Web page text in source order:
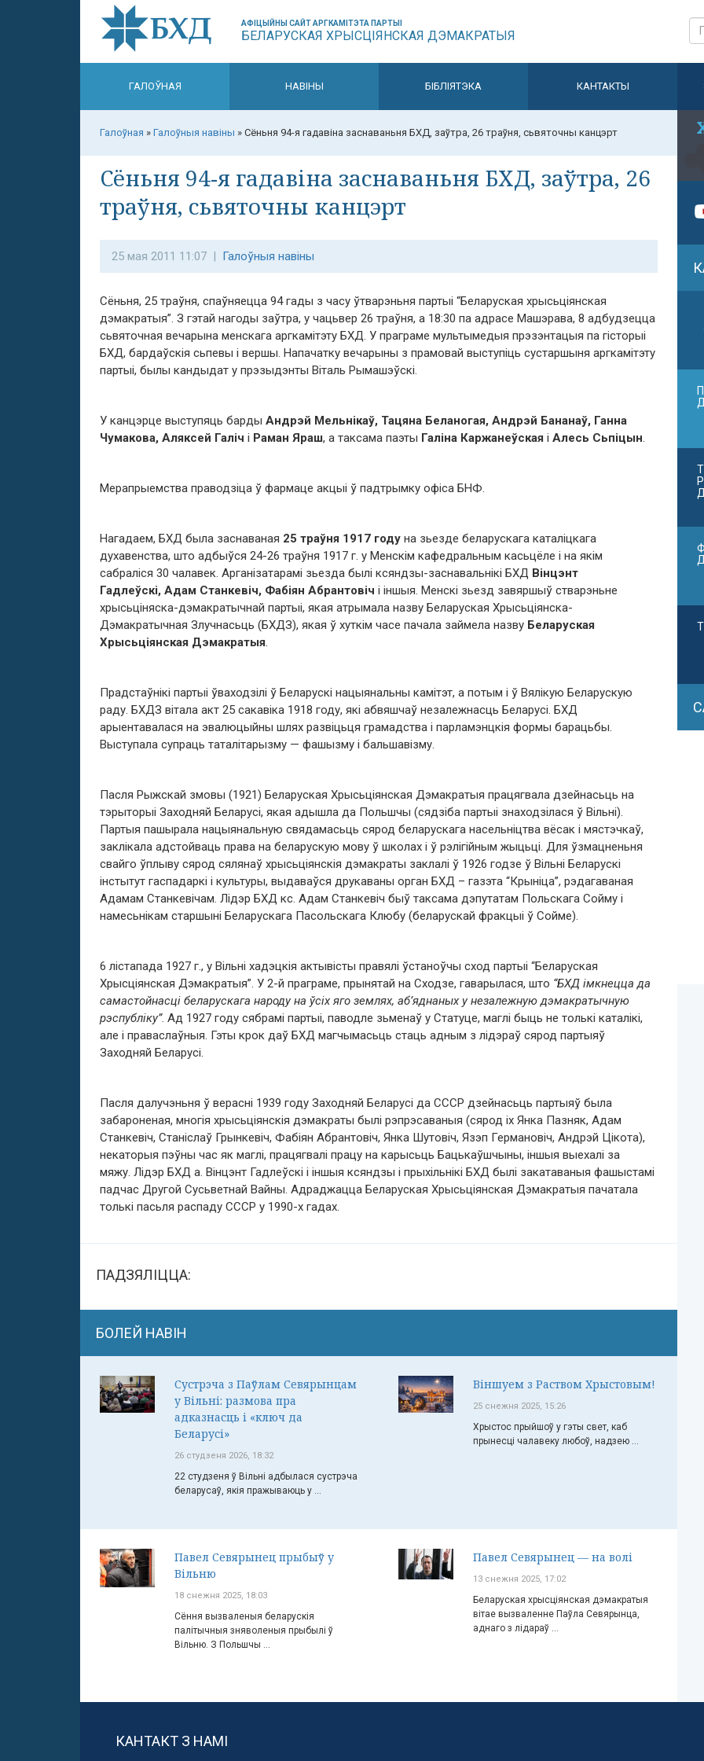
АФІЦЫЙНЫ САЙТ АРГКАМІТЭТА ПАРТЫІ
БЕЛАРУСКАЯ ХРЫСЦІЯНСКАЯ ДЭМАКРАТЫЯ
ГАЛОЎНАЯ НАВІНЫ БІБЛІЯТЭКА КАНТАКТЫ
Галоўная » Галоўныя навіны » Сёньня 94-я гадавіна заснаваньня БХД, заўтра, 26 траўня, сьвяточны канцэрт
Сёньня 94-я гадавіна заснаваньня БХД, заўтра, 26
траўня, сьвяточны канцэрт
25 мая 2011 11:07 | Галоўныя навіны
Сёньня, 25 траўня, спаўняецца 94 гады з часу ўтварэньня партыі “Беларуская хрысьціянская
дэмакратыя”. З гэтай нагоды заўтра, у чацьвер 26 траўня, а 18:30 па адрасе Машэрава, 8 адбудзецца
сьвяточная вечарына менскага аргкамітэту БХД. У праграме мультымедыя прэзэнтацыя па гісторыі
БХД, бардаўскія сьпевы і вершы. Напачатку вечарыны з прамовай выступіць сустаршыня аргкамітэту
партыі, былы кандыдат у прэзыдэнты Віталь Рымашэўскі.
У канцэрце выступяць барды Андрэй Мельнікаў, Тацяна Беланогая, Андрэй Бананаў, Ганна
Чумакова, Аляксей Галіч і Раман Яраш, а таксама паэты Галіна Каржанеўская і Алесь Сьпіцын.
Мерапрыемства праводзіца ў фармаце акцыі ў падтрымку офіса БНФ.
Нагадаем, БХД была заснаваная 25 траўня 1917 году на зьезде беларускага каталіцкага
духавенства, што адбыўся 24-26 траўня 1917 г. у Менскім кафедральным касьцёле і на якім
сабраліся 30 чалавек. Арганізатарамі зьезда былі ксяндзы-заснавальнікі БХД Вінцэнт
Гадлеўскі, Адам Станкевіч, Фабіян Абрантовіч і іншыя. Менскі зьезд завяршыў стварэньне
хрысьціняска-дэмакратычнай партыі, якая атрымала назву Беларуская Хрысьціянска-
Дэмакратычная Злучнасьць (БХДЗ), якая ў хуткім часе пачала займела назву Беларуская
Хрысьціянская Дэмакратыя.
Прадстаўнікі партыі ўваходзілі ў Беларускі нацыянальны камітэт, а потым і ў Вялікую Беларускую
раду. БХДЗ вітала акт 25 сакавіка 1918 году, які абвяшчаў незалежнасць Беларусі. БХД
арыентавалася на эвалюцыйны шлях развіцьця грамадства і парламэнцкія формы барацьбы.
Выступала супраць таталітарызму — фашызму і бальшавізму.
Пасля Рыжскай змовы (1921) Беларуская Хрысьціянская Дэмакратыя працягвала дзейнасьць на
тэрыторыі Заходняй Беларусі, якая адышла да Польшчы (сядзіба партыі знаходзілася ў Вільні).
Партыя пашырала нацыянальную свядамасьць сярод беларускага насельніцтва вёсак і мястэчкаў,
заклікала адстойваць права на беларускую мову ў школах і ў рэлігійным жыцьці. Для ўзмацненьня
свайго ўплыву сярод сялянаў хрысьціянскія дэмакраты заклалі ў 1926 годзе ў Вільні Беларускі
інстытут гаспадаркі і культуры, выдаваўся друкаваны орган БХД – газэта “Крыніца”, рэдагаваная
Адамам Станкевічам. Лідэр БХД кс. Адам Станкевіч быў таксама дэпутатам Польскага Сойму і
намесьнікам старшыні Беларускага Пасольскага Клюбу (беларускай фракцыі ў Сойме).
6 лiстапада 1927 г., у Вiльнi хадэцкiя актывiсты правялі ўстаноўчы сход партыi “Беларуская
Хрысцiянская Дэмакратыя”. У 2-й праграме, прынятай на Сходзе, гаварылася, што “БХД імкнецца да
самастойнасці беларускага народу на ўсіх яго землях, аб’яднаных у незалежную дэмакратычную
рэспубліку”. Ад 1927 году сябрамі партыі, паводле зьменаў у Статуце, маглі быць не толькі каталікі,
але і праваслаўныя. Гэты крок даў БХД магчымасьць стаць адным з лідэраў сярод партыяў
Заходняй Беларусі.
Пасля далучэньня ў верасні 1939 году Заходняй Беларусі да СССР дзейнасьць партыяў была
забароненая, многія хрысьціянскія дэмакраты былі рэпрэсаваныя (сярод іх Янка Пазняк, Адам
Станкевіч, Станіслаў Грынкевіч, Фабіян Абрантовіч, Янка Шутовіч, Язэп Германовіч, Андрэй Цікота),
некаторыя пэўны час як маглі, працягвалі працу на карысьць Бацькаўшчыны, іншыя выехалі за
мяжу. Лідэр БХД а. Вінцэнт Гадлеўскі і іншыя ксяндзы і прыхільнікі БХД былі закатаваныя фашыстамі
падчас Другой Сусьветнай Вайны. Адраджацца Беларуская Хрысьціянская Дэмакратыя пачатала
толькі пасьля распаду СССР у 1990-х гадах.
ПАДЗЯЛІЦЦА:
БОЛЕЙ НАВІН
Сустрэча з Паўлам Севярынцам
у Вільні: размова пра
адказнасць і «ключ да
Беларусі»
26 студзеня 2026, 18:32
22 студзеня ў Вільні адбылася сустрэча
беларусаў, якія пражываюць у ...
Віншуем з Раством Хрыстовым!
25 снежня 2025, 15:26
Хрыстос прыйшоў у гэты свет, каб
прынесці чалавеку любоў, надзею ...
Павел Севярынец прыбыў у
Вільню
18 снежня 2025, 18:03
Сёння вызваленыя беларускія
палітычныя зняволеныя прыбылі ў
Вільню. З Польшчы ...
Павел Севярынец — на волі
13 снежня 2025, 17:02
Беларуская хрысціянская дэмакратыя
вітае вызваленне Паўла Севярынца,
аднаго з лідараў ...
КАНТАКТ З НАМІ